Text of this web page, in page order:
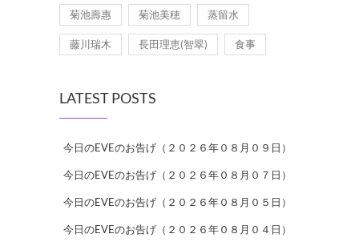
菊池壽惠 菊池美穂 蒸留水
藤川瑞木 長田理恵(智翠) 食事
LATEST POSTS
今日のEVEのお告げ（２０２６年０８月０９日）
今日のEVEのお告げ（２０２６年０８月０７日）
今日のEVEのお告げ（２０２６年０８月０５日）
今日のEVEのお告げ（２０２６年０８月０４日）